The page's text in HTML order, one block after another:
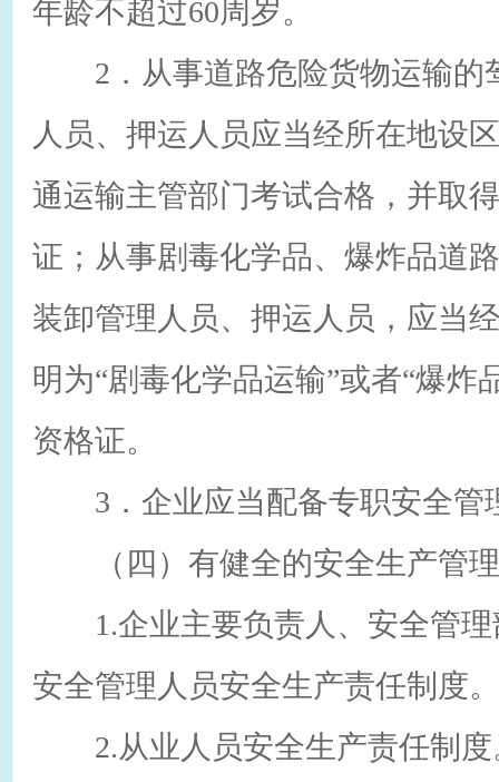
年龄不超过60周岁。
2．从事道路危险货物运输的
人员、押运人员应当经所在地设
通运输主管部门考试合格，并取
证；从事剧毒化学品、爆炸品道
装卸管理人员、押运人员，应当
明为“剧毒化学品运输”或者“爆炸
资格证。
3．企业应当配备专职安全管
（四）有健全的安全生产管
1.企业主要负责人、安全管理
安全管理人员安全生产责任制度。
2.从业人员安全生产责任制度